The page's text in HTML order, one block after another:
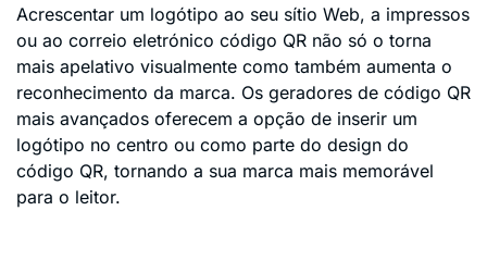
Acrescentar um logótipo ao seu sítio Web, a impressos
ou ao correio eletrónico código QR não só o torna
mais apelativo visualmente como também aumenta o
reconhecimento da marca. Os geradores de código QR
mais avançados oferecem a opção de inserir um
logótipo no centro ou como parte do design do
código QR, tornando a sua marca mais memorável
para o leitor.